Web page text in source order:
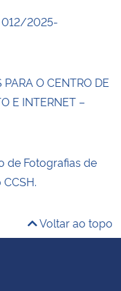
012/2025-
O CENTRO DE
E INTERNET –
de Fotografias de
Voltar ao topo